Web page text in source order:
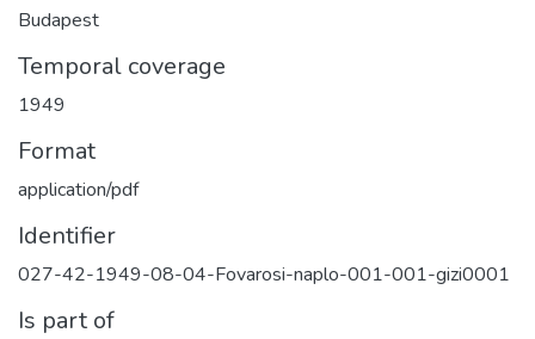
Budapest
Temporal coverage
1949
Format
application/pdf
Identifier
027-42-1949-08-04-Fovarosi-naplo-001-001-gizi0001
Is part of